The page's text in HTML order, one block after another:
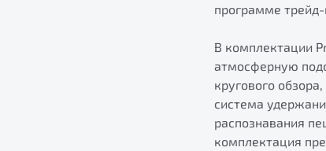
программе трейд-
В комплектации
атмосферную
кругового
система
распознавания
комплектация